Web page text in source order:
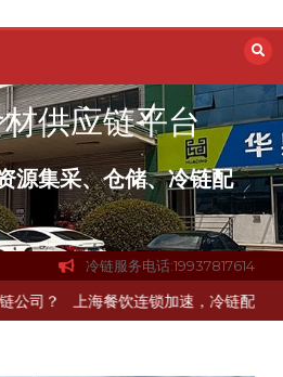
供应链平台
源集采、仓储、冷链配
冷链服务电话:19937817614
上海餐饮连锁加速，冷链配送如何破